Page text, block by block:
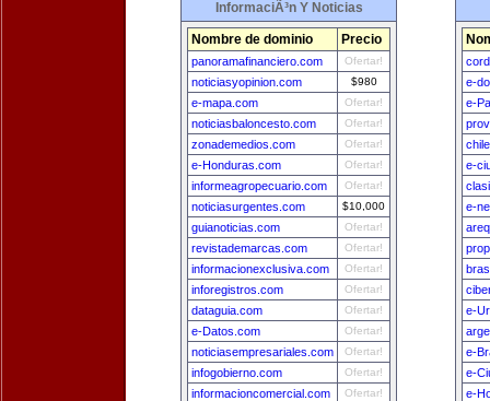
InformaciÃ³n Y Noticias
Nombre de dominio Precio
panoramafinanciero.com Ofertar!
noticiasyopinion.com $980
e-mapa.com Ofertar!
noticiasbaloncesto.com Ofertar!
zonademedios.com Ofertar!
e-Honduras.com Ofertar!
informeagropecuario.com Ofertar!
noticiasurgentes.com $10,000
guianoticias.com Ofertar!
revistademarcas.com Ofertar!
informacionexclusiva.com Ofertar!
inforegistros.com Ofertar!
dataguia.com Ofertar!
e-Datos.com Ofertar!
noticiasempresariales.com Ofertar!
infogobierno.com Ofertar!
informacioncomercial.com Ofertar!
e-
e-
e-
e-
e-
e-
e-
e-